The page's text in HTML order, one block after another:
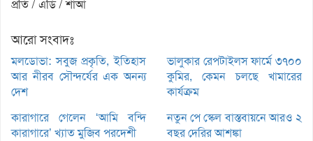
প্রতি / এডি / শাআ
আরো সংবাদঃ
মলডোভা: সবুজ প্রকৃতি, ইতিহাস
আর নীরব সৌন্দর্যের এক অনন্য
দেশ
ভালুকার রেপটাইলস ফার্মে ৩৭০০
কুমির, কেমন চলছে খামারের
কার্যক্রম
কারাগারে গেলেন ‘আমি বন্দি
কারাগারে’ খ্যাত মুজিব পরদেশী
নতুন পে স্কেল বাস্তবায়নে আরও ২
বছর দেরির আশঙ্কা